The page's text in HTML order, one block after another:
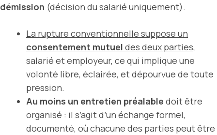
démission (décision du salarié uniquement).
La rupture conventionnelle suppose un
consentement mutuel des deux parties,
salarié et employeur, ce qui implique une
volonté libre, éclairée, et dépourvue de toute
pression.
Au moins un entretien préalable doit être
organisé : il s’agit d’un échange formel,
documenté, où chacune des parties peut être